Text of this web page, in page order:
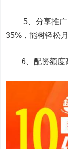
5、分享推广：
35%，能树轻松
6、配资额度